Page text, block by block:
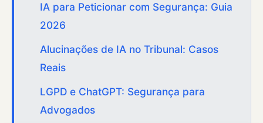
IA para Peticionar com Segurança: Guia
2026
Alucinações de IA no Tribunal: Casos
Reais
LGPD e ChatGPT: Segurança para
Advogados